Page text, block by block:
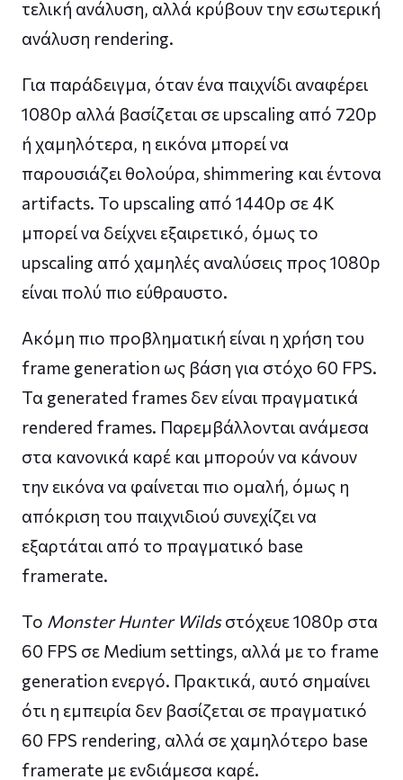
τελική ανάλυση, αλλά κρύβουν την εσωτερική
ανάλυση rendering.
Για παράδειγμα, όταν ένα παιχνίδι αναφέρει
1080p αλλά βασίζεται σε upscaling από 720p
ή χαμηλότερα, η εικόνα μπορεί να
παρουσιάζει θολούρα, shimmering και έντονα
artifacts. Το upscaling από 1440p σε 4K
μπορεί να δείχνει εξαιρετικό, όμως το
upscaling από χαμηλές αναλύσεις προς 1080p
είναι πολύ πιο εύθραυστο.
Ακόμη πιο προβληματική είναι η χρήση του
frame generation ως βάση για στόχο 60 FPS.
Τα generated frames δεν είναι πραγματικά
rendered frames. Παρεμβάλλονται ανάμεσα
στα κανονικά καρέ και μπορούν να κάνουν
την εικόνα να φαίνεται πιο ομαλή, όμως η
απόκριση του παιχνιδιού συνεχίζει να
εξαρτάται από το πραγματικό base
framerate.
Το Monster Hunter Wildsστόχευε 1080p στα
60 FPS σε Medium settings, αλλά με το frame
generation ενεργό. Πρακτικά, αυτό σημαίνει
ότι η εμπειρία δεν βασίζεται σε πραγματικό
60 FPS rendering, αλλά σε χαμηλότερο base
framerate με ενδιάμεσα καρέ.